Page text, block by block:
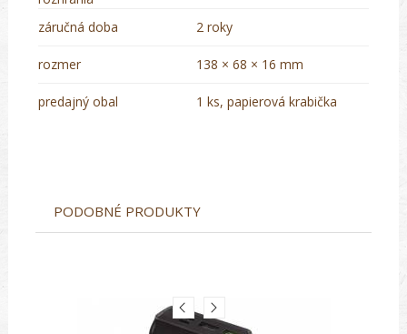
záručná doba
2 roky
rozmer 138 × 68 × 16 mm
predajný obal 1 ks, papierová krabička
PODOBNÉ PRODUKTY